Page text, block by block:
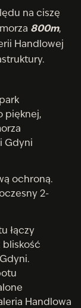
na ciszę
800m,
Handlowej
pięknej,
Gdyni
ochroną.
2-
łączy
bliskość
Handlowa